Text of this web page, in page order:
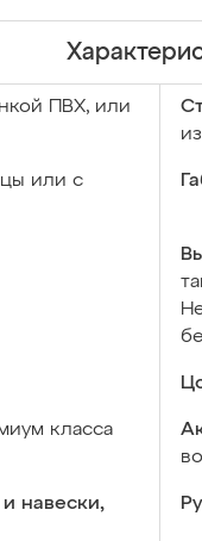
ПВХ, или
или с
класса
навески,